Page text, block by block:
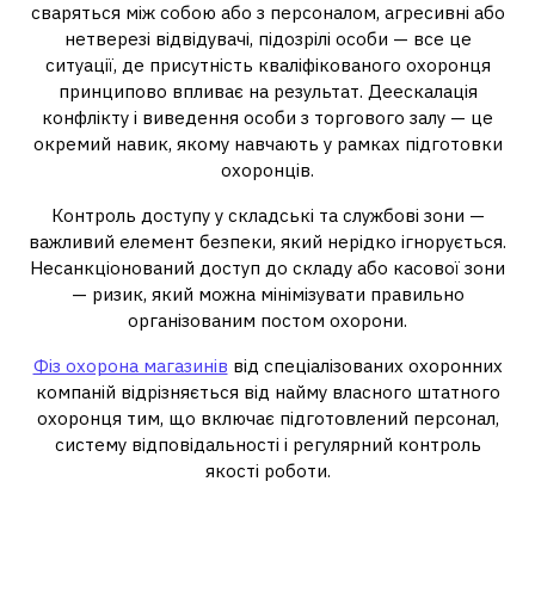
сваряться між собою або з персоналом, агресивні або
нетверезі відвідувачі, підозрілі особи — все це
ситуації, де присутність кваліфікованого охоронця
принципово впливає на результат. Деескалація
конфлікту і виведення особи з торгового залу — це
окремий навик, якому навчають у рамках підготовки
охоронців.
Контроль доступу у складські та службові зони —
важливий елемент безпеки, який нерідко ігнорується.
Несанкціонований доступ до складу або касової зони
— ризик, який можна мінімізувати правильно
організованим постом охорони.
Фіз охорона магазинів від спеціалізованих охоронних
компаній відрізняється від найму власного штатного
охоронця тим, що включає підготовлений персонал,
систему відповідальності і регулярний контроль
якості роботи.